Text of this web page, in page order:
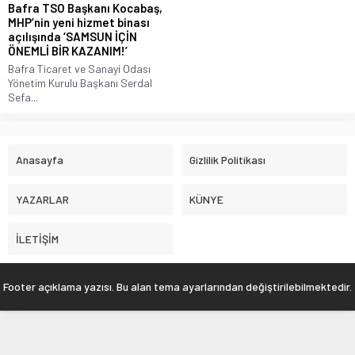
Bafra TSO Başkanı Kocabaş,
MHP’nin yeni hizmet binası
açılışında ‘SAMSUN İÇİN
ÖNEMLİ BİR KAZANIM!’
Bafra Ticaret ve Sanayi Odası
Yönetim Kurulu Başkanı Serdal
Sefa...
Anasayfa Gizlilik Politikası
YAZARLAR KÜNYE
İLETİŞİM
Footer açıklama yazısı. Bu alan tema ayarlarından değiştirilebilmektedir.